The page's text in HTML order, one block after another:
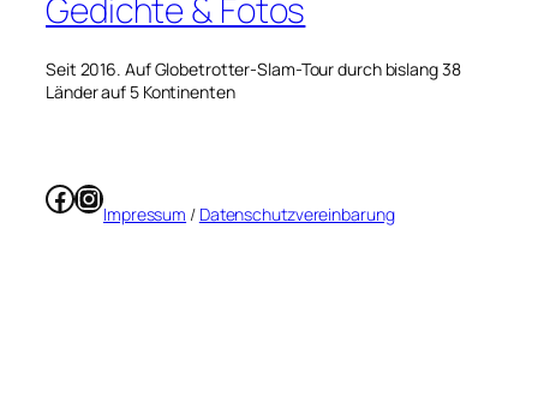
Gedichte & Fotos
Seit 2016. Auf Globetrotter-Slam-Tour durch bislang 38
Länder auf 5 Kontinenten
Facebook
Instagram
Impressum / Datenschutzvereinbarung